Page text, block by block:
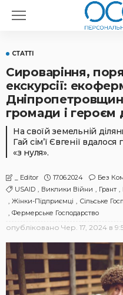
СТАТТІ
Сироваріння,
екскурсії:
громади і
На своїй земельній
Гай сім’ї Євгенії
«з нуля».
_ Editor 17.06.2024 Без
USAID
Виклики Війни Грант
Жінки-Підприємці
Сільське
Фермерське Господарство
опубліковано Чер. 17, 2024 в